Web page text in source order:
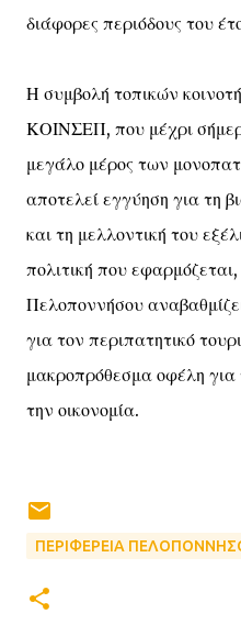
διάφορες περιόδους του
Η συμβολή τοπικών
ΚΟΙΝΣΕΠ, που μέχρι
μεγάλο μέρος των
αποτελεί εγγύηση για τη
και τη μελλοντική του
πολιτική που
Πελοποννήσου
για τον περιπατητικό
μακροπρόθεσμα οφέλη για
την οικονομία.
ΠΕΡΙΦΕΡΕΙΑ